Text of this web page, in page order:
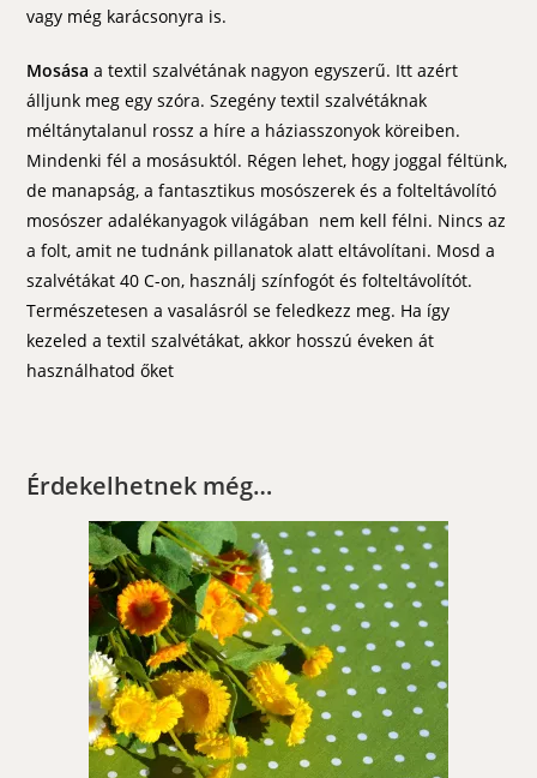
vagy még karácsonyra is.
Mosása a textil szalvétának nagyon egyszerű. Itt azért
álljunk meg egy szóra. Szegény textil szalvétáknak
méltánytalanul rossz a híre a háziasszonyok köreiben.
Mindenki fél a mosásuktól. Régen lehet, hogy joggal féltünk,
de manapság, a fantasztikus mosószerek és a folteltávolító
mosószer adalékanyagok világában nem kell félni. Nincs az
a folt, amit ne tudnánk pillanatok alatt eltávolítani. Mosd a
szalvétákat 40 C-on, használj színfogót és folteltávolítót.
Természetesen a vasalásról se feledkezz meg. Ha így
kezeled a textil szalvétákat, akkor hosszú éveken át
használhatod őket
Érdekelhetnek még…